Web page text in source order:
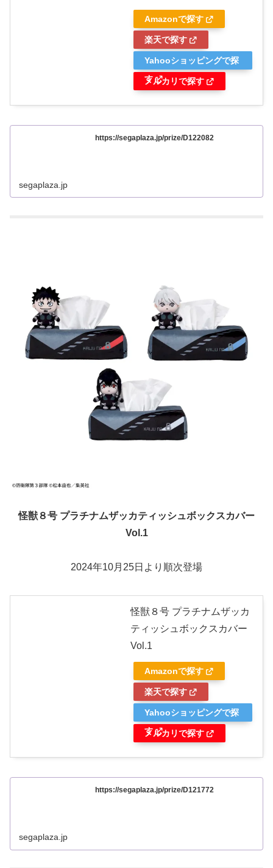
Amazonで探す
楽天で探す
Yahooショッピングで探
す
メルカリで探す
https://segaplaza.jp/prize/D122082
segaplaza.jp
怪獣８号 プラチナムザッカティッシュボックスカバー
Vol.1
2024年10月25日より順次登場
怪獣８号 プラチナムザッカ
ティッシュボックスカバー
Vol.1
Amazonで探す
楽天で探す
Yahooショッピングで探
す
メルカリで探す
https://segaplaza.jp/prize/D121772
segaplaza.jp